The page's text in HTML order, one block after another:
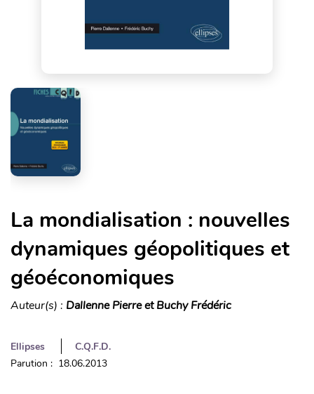
La mondialisation : nouvelles
dynamiques géopolitiques et
géoéconomiques
Auteur(s) : Dallenne Pierre et Buchy Frédéric
Ellipses
C.Q.F.D.
Parution : 18.06.2013